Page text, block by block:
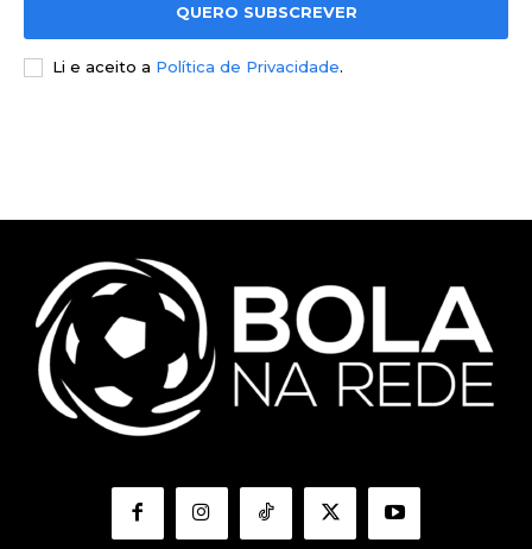
QUERO SUBSCREVER
Li e aceito a Política de Privacidade.